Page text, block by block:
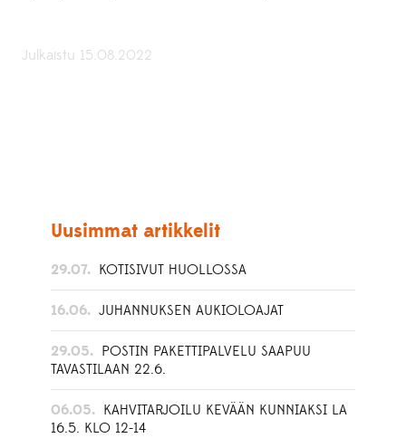
Julkaistu 15.08.2022
Uusimmat artikkelit
29.07. KOTISIVUT HUOLLOSSA
16.06. JUHANNUKSEN AUKIOLOAJAT
29.05. POSTIN PAKETTIPALVELU SAAPUU
TAVASTILAAN 22.6.
06.05. KAHVITARJOILU KEVÄÄN KUNNIAKSI LA
16.5. KLO 12-14